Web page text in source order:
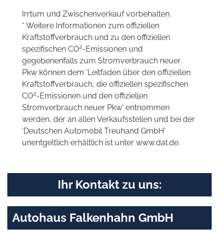
Irrtum und Zwischenverkauf vorbehalten.
* Weitere Informationen zum offiziellen
Kraftstoffverbrauch und zu den offiziellen
spezifischen CO2-Emissionen und
gegebenenfalls zum Stromverbrauch neuer
Pkw können dem 'Leitfaden über den offiziellen
Kraftstoffverbrauch, die offiziellen spezifischen
CO2-Emissionen und den offiziellen
Stromverbrauch neuer Pkw' entnommen
werden, der an allen Verkaufsstellen und bei der
'Deutschen Automobil Treuhand GmbH'
unentgeltlich erhältlich ist unter www.dat.de.
Ihr Kontakt zu uns:
Autohaus Falkenhahn GmbH